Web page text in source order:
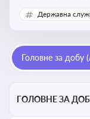
використання
реалізації та
Державна
Головне за добу
ГОЛОВНЕ ЗА